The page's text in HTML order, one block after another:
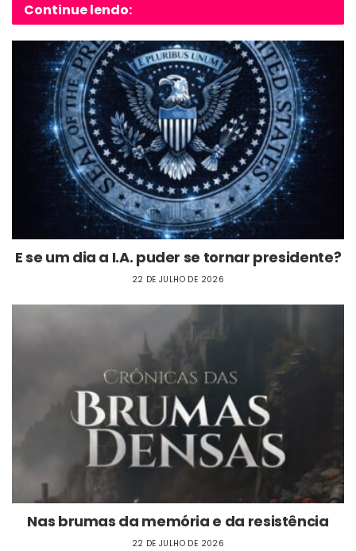
Continue lendo:
E se um dia a I.A. puder se tornar presidente?
22 DE JULHO DE 2026
Nas brumas da memória e da resistência
22 DE JULHO DE 2026